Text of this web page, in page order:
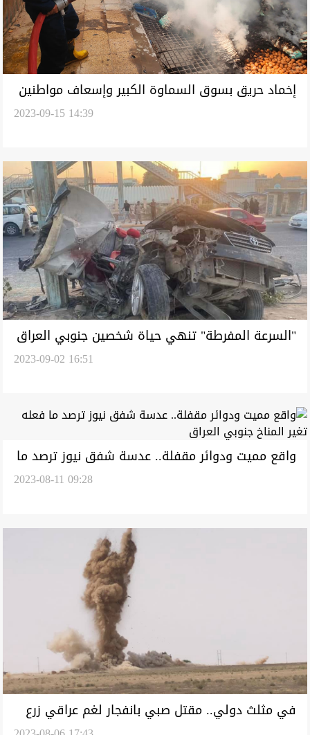
إخماد حريق بسوق السماوة الكبير وإسعاف مواطنين
2023-09-15 14:39
"السرعة المفرطة" تنهي حياة شخصين جنوبي العراق
2023-09-02 16:51
واقع مميت ودوائر مقفلة.. عدسة شفق نيوز ترصد ما
2023-08-11 09:28
في مثلث دولي.. مقتل صبي بانفجار لغم عراقي زرع